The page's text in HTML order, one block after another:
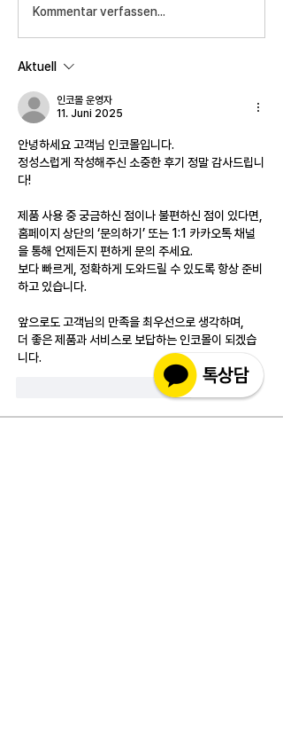
Kommentar verfassen...
Aktuell
인코몰 운영자
11. Juni 2025
안녕하세요 고객님 인코몰입니다.
정성스럽게 작성해주신 소중한 후기 정말 감사드립니
다!
제품 사용 중 궁금하신 점이나 불편하신 점이 있다면,
홈페이지 상단의 ‘문의하기’ 또는 1:1 카카오톡 채널
을 통해 언제든지 편하게 문의 주세요.
보다 빠르게, 정확하게 도와드릴 수 있도록 항상 준비
하고 있습니다.
앞으로도 고객님의 만족을 최우선으로 생각하며,
더 좋은 제품과 서비스로 보답하는 인코몰이 되겠습
니다.
Antworten